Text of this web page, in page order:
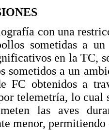
con una
sometidas a un
en la TC,
sometidos a un
FC obtenidos a
telemetría, lo cual
las aves
menor, permitiendo